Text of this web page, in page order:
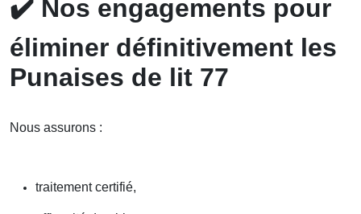
✔️ Nos engagements pour
éliminer définitivement les
Punaises de lit 77
Nous assurons :
traitement certifié,